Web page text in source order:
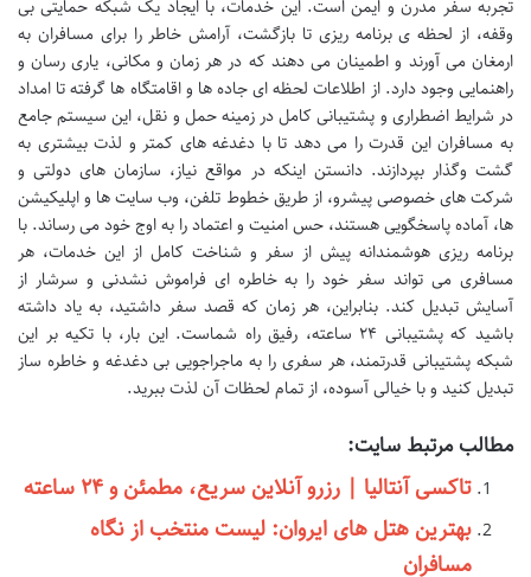
تجربه سفر مدرن و ایمن است. این خدمات، با ایجاد یک شبکه حمایتی بی
وقفه، از لحظه ی برنامه ریزی تا بازگشت، آرامش خاطر را برای مسافران به
ارمغان می آورند و اطمینان می دهند که در هر زمان و مکانی، یاری رسان و
راهنمایی وجود دارد. از اطلاعات لحظه ای جاده ها و اقامتگاه ها گرفته تا امداد
در شرایط اضطراری و پشتیبانی کامل در زمینه حمل و نقل، این سیستم جامع
به مسافران این قدرت را می دهد تا با دغدغه های کمتر و لذت بیشتری به
گشت وگذار بپردازند. دانستن اینکه در مواقع نیاز، سازمان های دولتی و
شرکت های خصوصی پیشرو، از طریق خطوط تلفن، وب سایت ها و اپلیکیشن
ها، آماده پاسخگویی هستند، حس امنیت و اعتماد را به اوج خود می رساند. با
برنامه ریزی هوشمندانه پیش از سفر و شناخت کامل از این خدمات، هر
مسافری می تواند سفر خود را به خاطره ای فراموش نشدنی و سرشار از
آسایش تبدیل کند. بنابراین، هر زمان که قصد سفر داشتید، به یاد داشته
باشید که پشتیبانی ۲۴ ساعته، رفیق راه شماست. این بار، با تکیه بر این
شبکه پشتیبانی قدرتمند، هر سفری را به ماجراجویی بی دغدغه و خاطره ساز
تبدیل کنید و با خیالی آسوده، از تمام لحظات آن لذت ببرید.
مطالب مرتبط سایت:
تاکسی آنتالیا | رزرو آنلاین سریع، مطمئن و ۲۴ ساعته
بهترین هتل های ایروان: لیست منتخب از نگاه
مسافران